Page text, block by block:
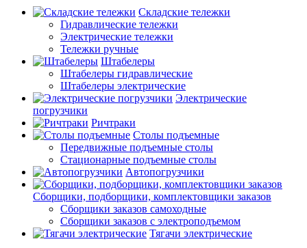
Складские тележки
Гидравлические тележки
Электрические тележки
Тележки ручные
Штабелеры
Штабелеры гидравлические
Штабелеры электрические
Электрические
погрузчики
Ричтраки
Столы подъемные
Передвижные подъемные столы
Стационарные подъемные столы
Автопогрузчики
Сборщики, подборщики, комплектовщики заказов
Сборщики заказов самоходные
Сборщики заказов с электроподъемом
Тягачи электрические